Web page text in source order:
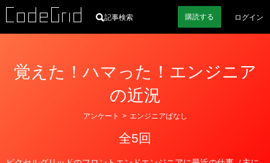
記事検索 購読する ログイン
覚えた！ハマった！エンジニア
の近況
アンケート > エンジニアばなし
全5回